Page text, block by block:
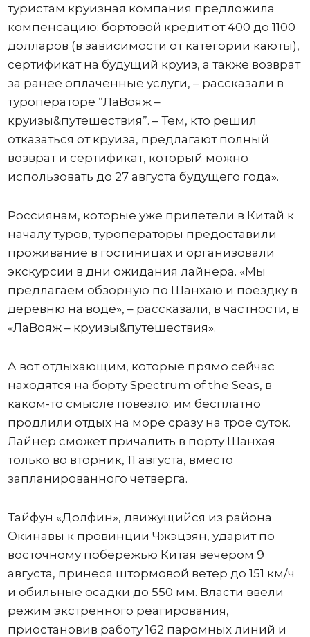
туристам круизная компания предложила
компенсацию: бортовой кредит от 400 до 1100
долларов (в зависимости от категории каюты),
сертификат на будущий круиз, а также возврат
за ранее оплаченные услуги, – рассказали в
туроператоре “ЛаВояж –
круизы&путешествия”. – Тем, кто решил
отказаться от круиза, предлагают полный
возврат и сертификат, который можно
использовать до 27 августа будущего года».
Россиянам, которые уже прилетели в Китай к
началу туров, туроператоры предоставили
проживание в гостиницах и организовали
экскурсии в дни ожидания лайнера. «Мы
предлагаем обзорную по Шанхаю и поездку в
деревню на воде», – рассказали, в частности, в
«ЛаВояж – круизы&путешествия».
А вот отдыхающим, которые прямо сейчас
находятся на борту Spectrum of the Seas, в
каком-то смысле повезло: им бесплатно
продлили отдых на море сразу на трое суток.
Лайнер сможет причалить в порту Шанхая
только во вторник, 11 августа, вместо
запланированного четверга.
Тайфун «Долфин», движущийся из района
Окинавы к провинции Чжэцзян, ударит по
восточному побережью Китая вечером 9
августа, принеся штормовой ветер до 151 км/ч
и обильные осадки до 550 мм. Власти ввели
режим экстренного реагирования,
приостановив работу 162 паромных линий и